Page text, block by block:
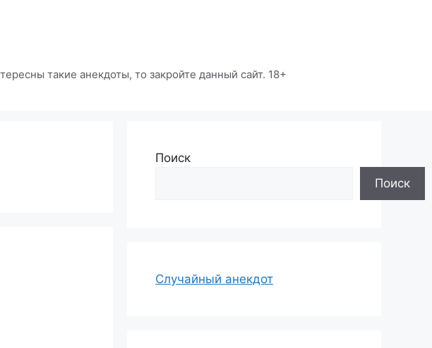
такие анекдоты, то закройте данный сайт. 18+
Поиск
Поиск
Случайный анекдот